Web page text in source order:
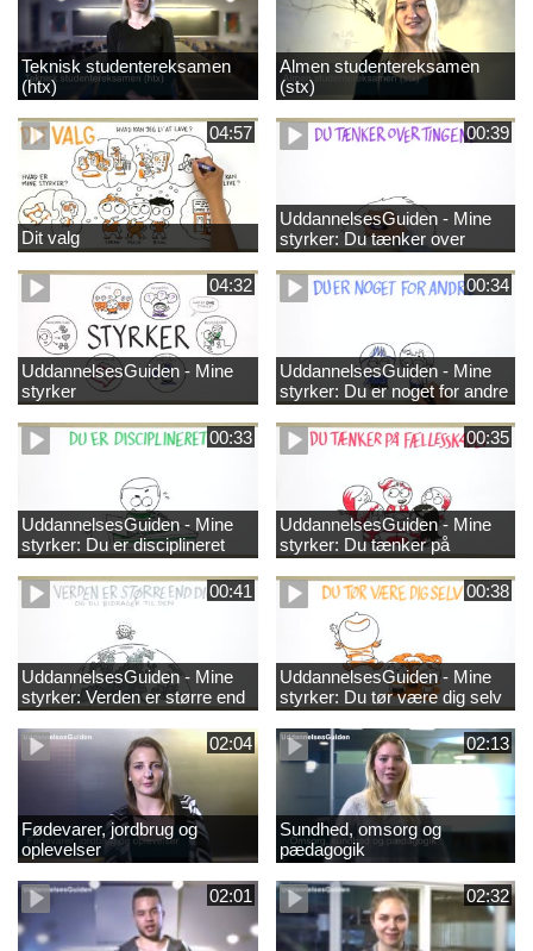
Teknisk studentereksamen
(htx)
Almen studentereksamen
(stx)
04:57
Dit valg
00:39
UddannelsesGuiden - Mine
styrker: Du tænker over
tingene
04:32
UddannelsesGuiden - Mine
styrker
00:34
UddannelsesGuiden - Mine
styrker: Du er noget for andre
00:33
UddannelsesGuiden - Mine
styrker: Du er disciplineret
00:35
UddannelsesGuiden - Mine
styrker: Du tænker på
fællesskabet
00:41
UddannelsesGuiden - Mine
styrker: Verden er større end
dig og du bidrager til den
00:38
UddannelsesGuiden - Mine
styrker: Du tør være dig selv
02:04
Fødevarer, jordbrug og
oplevelser
02:13
Sundhed, omsorg og
pædagogik
02:01 02:32